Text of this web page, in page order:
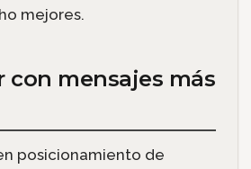
mejores.
con mensajes más
posicionamiento de